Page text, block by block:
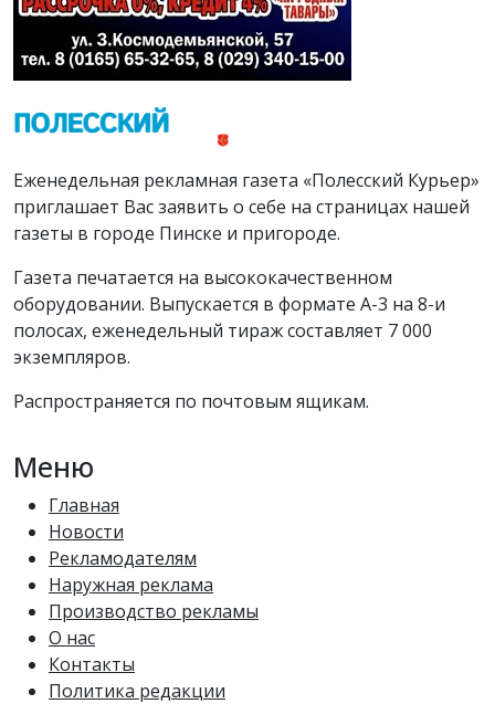
Еженедельная рекламная газета «Полесский Курьер»
приглашает Вас заявить о себе на страницах нашей
газеты в городе Пинске и пригороде.
Газета печатается на высококачественном
оборудовании. Выпускается в формате А-3 на 8-и
полосах, еженедельный тираж составляет 7 000
экземпляров.
Распространяется по почтовым ящикам.
Меню
Главная
Новости
Рекламодателям
Наружная реклама
Производство рекламы
О нас
Контакты
Политика редакции